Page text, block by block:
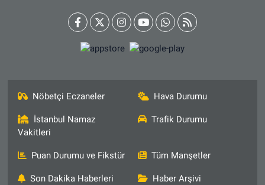
Nöbetçi Eczaneler Hava Durumu
İstanbul Namaz
Vakitleri
Trafik Durumu
Puan Durumu ve Fikstür Tüm Manşetler
Son Dakika Haberleri Haber Arşivi